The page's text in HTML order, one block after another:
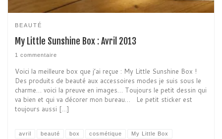
BEAUTÉ
My Little Sunshine Box : Avril 2013
1 commentaire
Voici la meilleure box que j’ai reçue : My Little Sunshine Box !
Des produits de beauté aux accessoires modes je suis sous le
charme… voici la preuve en images… Toujours le petit dessin qui
va bien et qui va décorer mon bureau… Le petit sticker est
toujours aussi […]
avril beauté box cosmétique My Little Box